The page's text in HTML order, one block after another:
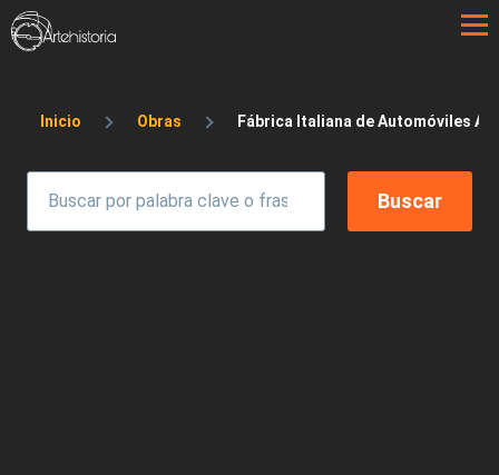
Pasar al contenido principal
Sobrescribir enlaces de ayuda a la
Inicio Obras Fábrica Italiana de Automóviles A